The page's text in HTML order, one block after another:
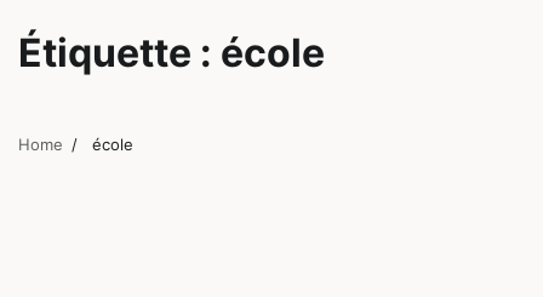
Étiquette : école
Home école